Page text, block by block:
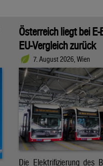
Österreich liegt bei
EU-Vergleich zurück
7. August 2026, Wien
Die Elektrifizierung des